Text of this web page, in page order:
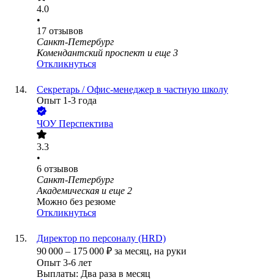
4.0
•
17 отзывов
Санкт-Петербург
Комендантский проспект и еще 3
Откликнуться
Секретарь / Офис-менеджер в частную школу
Опыт 1-3 года
ЧОУ Перспектива
3.3
•
6 отзывов
Санкт-Петербург
Академическая и еще 2
Можно без резюме
Откликнуться
Директор по персоналу (HRD)
90 000 – 175 000 ₽ за месяц, на руки
Опыт 3-6 лет
Выплаты: Два раза в месяц